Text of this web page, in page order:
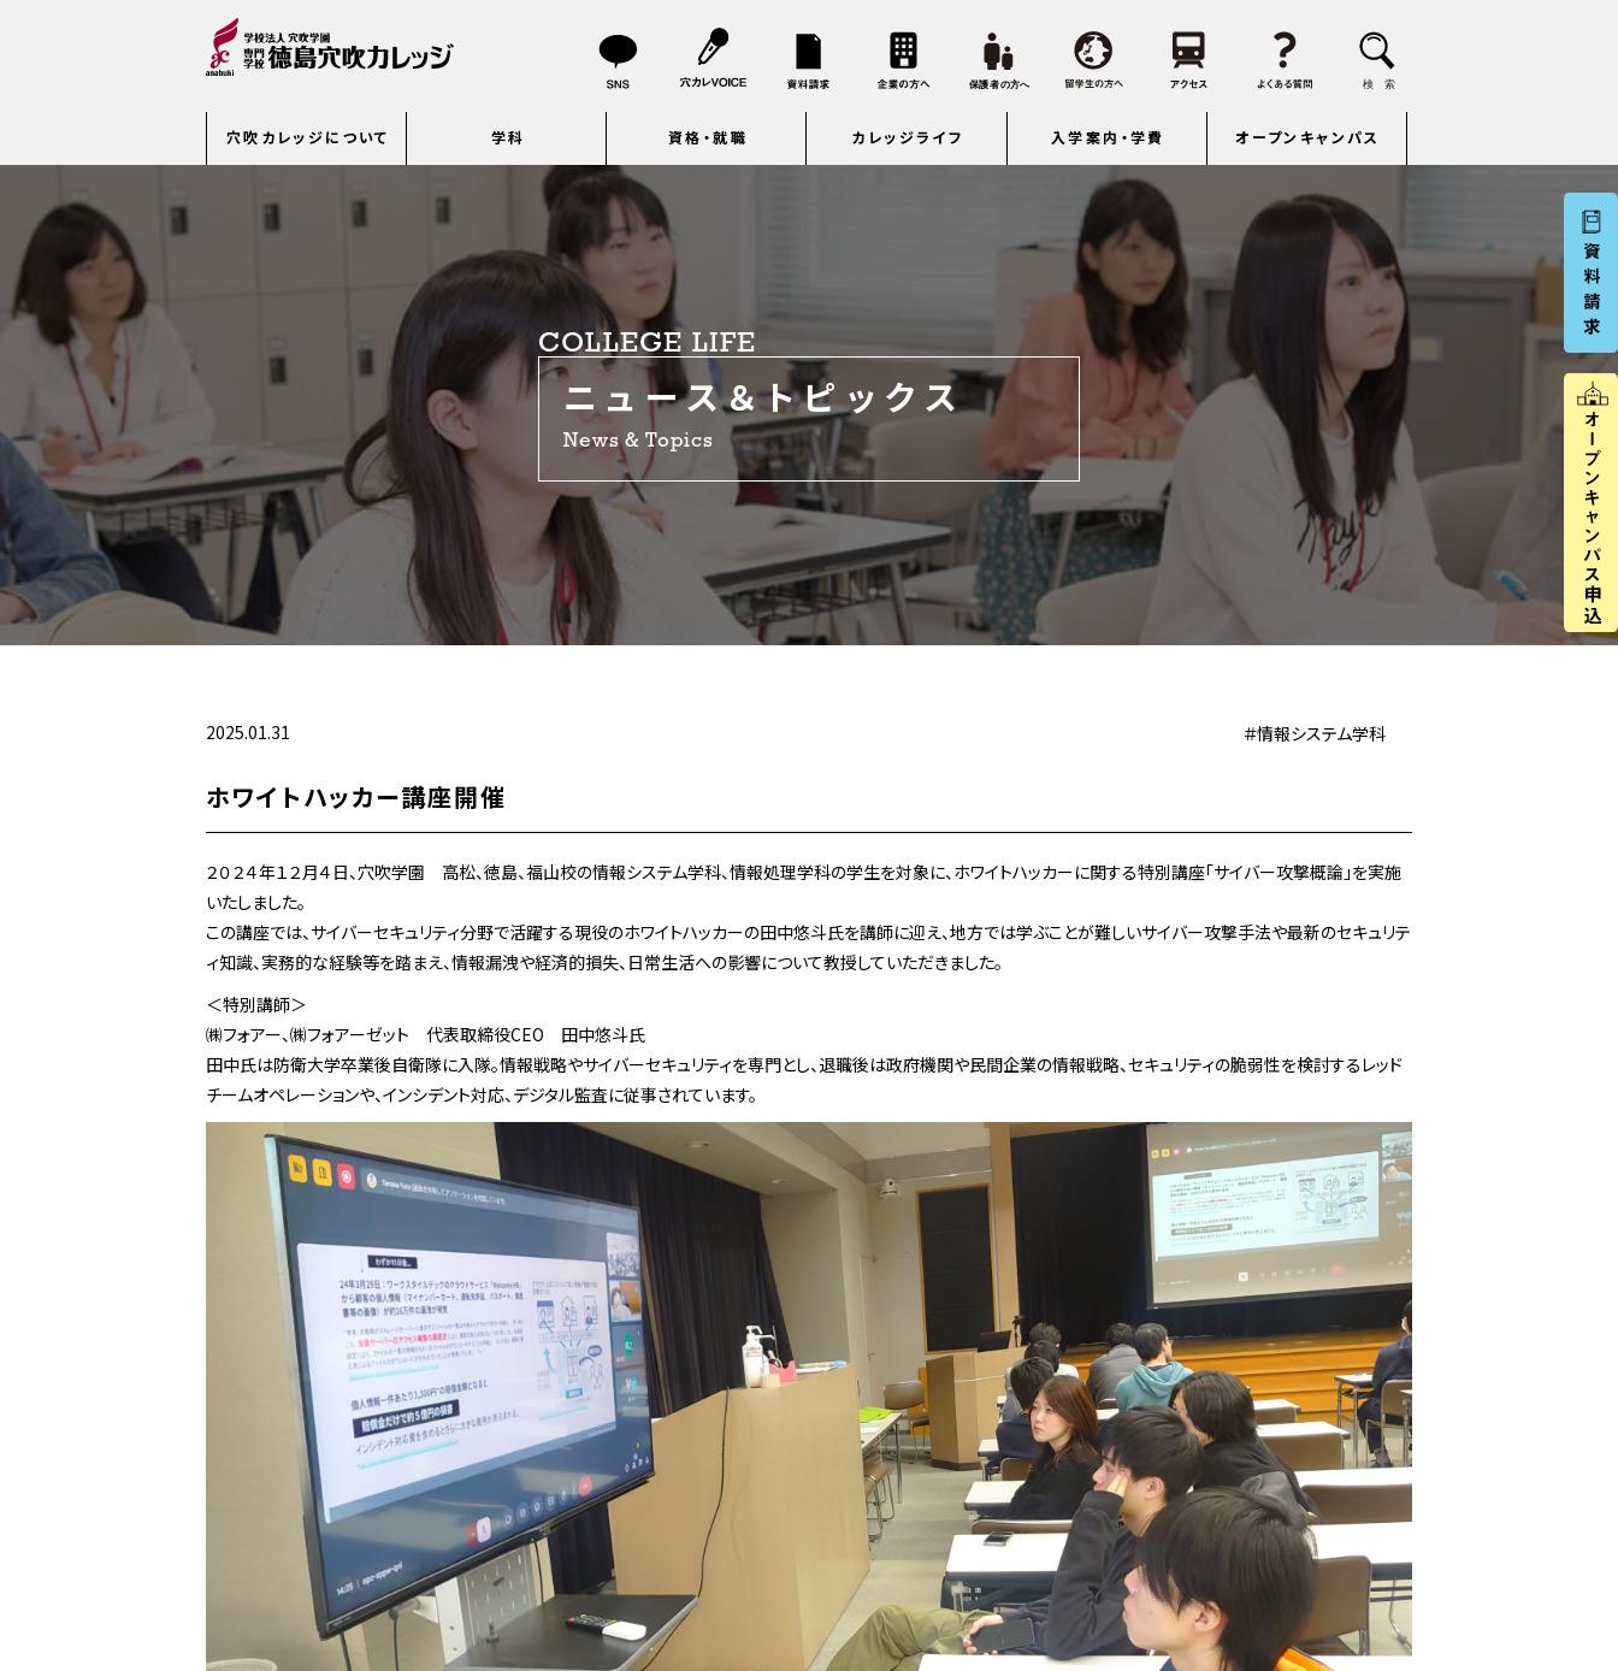
穴吹カレッジについて 学科 資格・就職 カレッジライフ 入学案内・学費 オープンキャンパス
COLLEGE LIFE
ニュース＆トピックス
News & Topics
2025.01.31 ＃情報システム学科
ホワイトハッカー講座開催
２０２４年１２月４日、穴吹学園 高松、徳島、福山校の情報システム学科、情報処理学科の学生を対象に、ホワイトハッカーに関する特別講座「サイバー攻撃概論」を実施
いたしました。
この講座では、サイバーセキュリティ分野で活躍する現役のホワイトハッカーの田中悠斗氏を講師に迎え、地方では学ぶことが難しいサイバー攻撃手法や最新のセキュリテ
ィ知識、実務的な経験等を踏まえ、情報漏洩や経済的損失、日常生活への影響について教授していただきました。
＜特別講師＞
㈱フォアー、㈱フォアーゼット 代表取締役CEO 田中悠斗氏
田中氏は防衛大学卒業後自衛隊に入隊。情報戦略やサイバーセキュリティを専門とし、退職後は政府機関や民間企業の情報戦略、セキュリティの脆弱性を検討するレッド
チームオペレーションや、インシデント対応、デジタル監査に従事されています。